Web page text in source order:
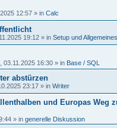
12:57 » in Calc
19:12 » in Setup und Allgemeines
03.11.2025 16:30 » in Base / SQL
abstürzen
23:17 » in Writer
und Europas Weg
» in generelle Diskussion